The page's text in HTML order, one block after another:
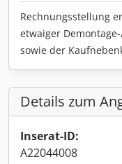
Rechnungsstellung
etwaiger
sowie der
Details zum
Inserat-ID:
A22044008